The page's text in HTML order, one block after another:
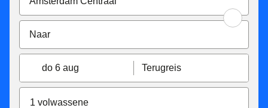
do 6 aug Terugreis
1 volwassene